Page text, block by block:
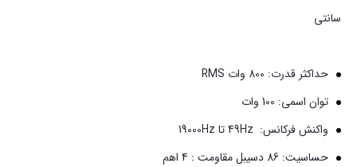
سانتی
حداکثر قدرت: 800 وات RMS
توان اسمی: 100 وات
واکنش فرکانس: 49Hz تا 19000Hz
حساسیت: 86 دسیبل مقاومت : 4 اهم